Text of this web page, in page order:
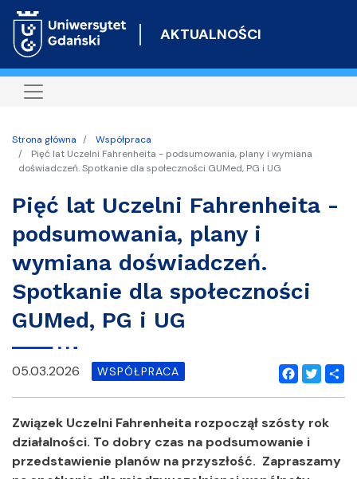
do
AKTUALNOŚCI
Strona główna
Współpraca
Pięć lat Uczelni Fahrenheita - podsumowania, plany i wymiana
doświadczeń. Spotkanie dla społeczności GUMed, PG i UG
Pięć lat Uczelni Fahrenheita -
podsumowania, plany i
wymiana doświadczeń.
Spotkanie dla społeczności
GUMed, PG i UG
Facebook
Twitter
05.03.2026 WSPÓŁPRACA
Związek Uczelni Fahrenheita rozpoczął szósty rok
działalności. To dobry czas na podsumowanie i
przedstawienie planów na przyszłość. Zapraszamy